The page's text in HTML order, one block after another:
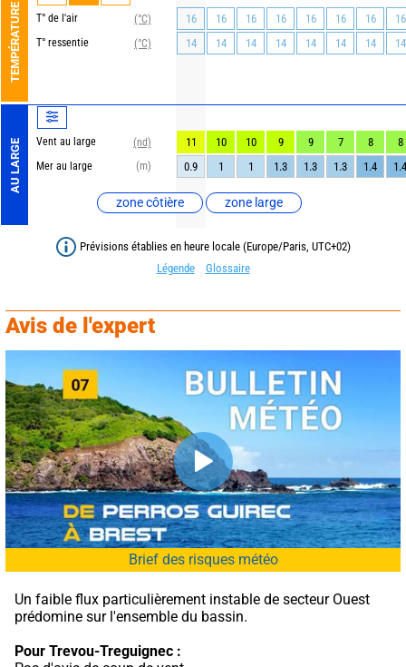
TEMPÉRATURE T° de l'air
(°C)
T° ressentie
(°C)
AU LARGE Vent au large
(nd)
Mer au large
(m)
zone côtière zone large
16 16 16 16 16 16 16
16
14
14 14 14 14 14 14 14
11 10 10 9 9 7 8
8
0.9
1 1 1.3 1.3 1.3 1.4 1.4
Prévisions établies en heure locale (Europe/Paris, UTC+02)
Légende
Glossaire
Avis de l'expert
Brief des risques météo
Un faible flux particulièrement instable de secteur Ouest
prédomine sur l'ensemble du bassin.
Pour Trevou-Treguignec :